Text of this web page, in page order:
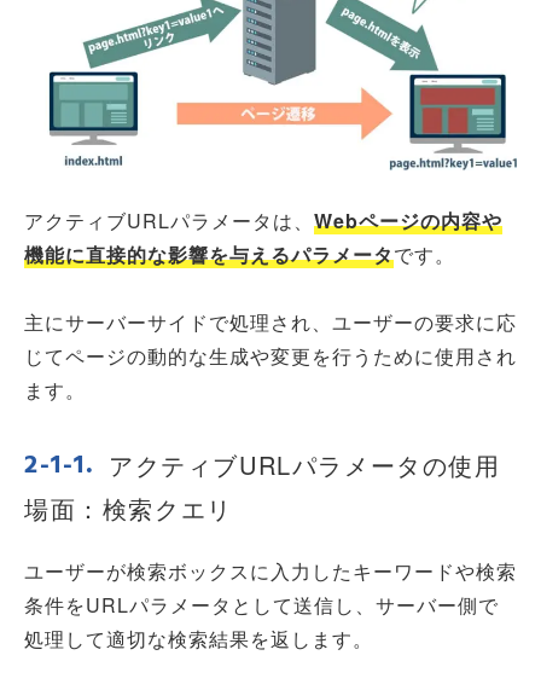
アクティブURLパラメータは、 Webページの内容や
機能に直接的な影響を与えるパラメータです。
主にサーバーサイドで処理され、ユーザーの要求に応
じてページの動的な生成や変更を行うために使用され
ます。
アクティブURLパラメータの使用
場面：検索クエリ
ユーザーが検索ボックスに入力したキーワードや検索
条件をURLパラメータとして送信し、サーバー側で
処理して適切な検索結果を返します。